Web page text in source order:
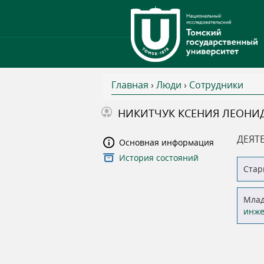
В
ы
з
Главная › Люди › Сотрудники
НИКИТЧУК КСЕНИЯ
Основная информация
История состояний